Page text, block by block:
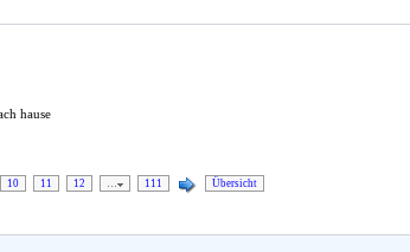
hause
10 11 12 … 111 Übersicht